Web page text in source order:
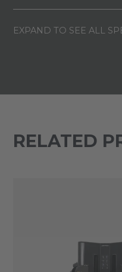
EXPAND TO SEE ALL
RELATED